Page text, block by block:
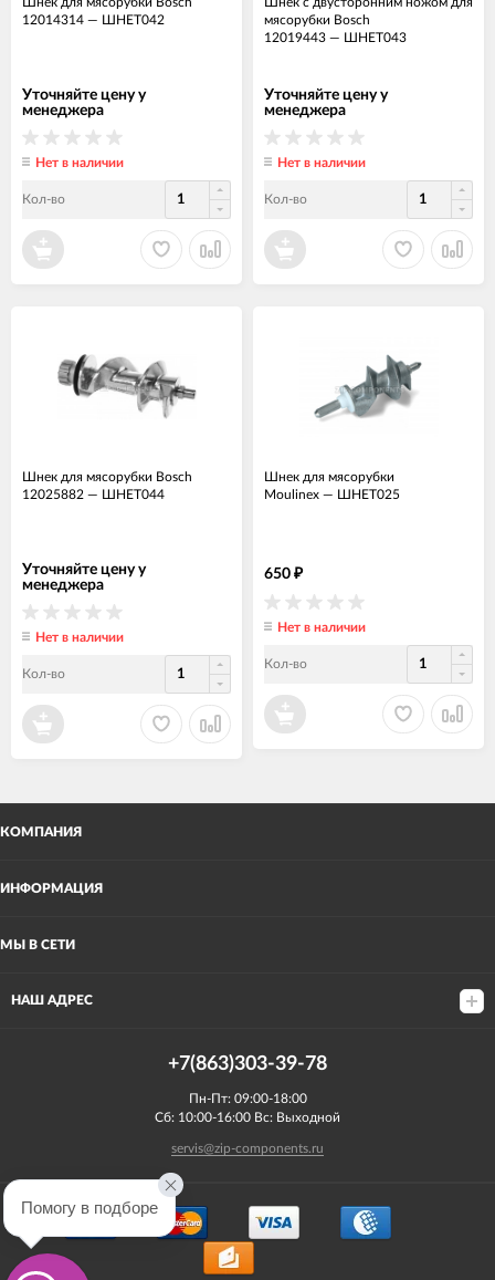
12014314 — ШНЕТ042
Уточняйте цену у
менеджера
Нет в наличии
Кол-во
мясорубки Bosch
12019443 — ШНЕТ043
Уточняйте цену у
менеджера
Нет в наличии
Кол-во
Шнек для мясорубки Bosch
12025882 — ШНЕТ044
Уточняйте цену у
менеджера
Нет в наличии
Кол-во
Шнек для мясорубки
Moulinex — ШНЕТ025
650 ₽
Нет в наличии
Кол-во
КОМПАНИЯ
ИНФОРМАЦИЯ
МЫ В СЕТИ
НАШ АДРЕС
+7(863)303-39-78
Пн-Пт: 09:00-18:00
Сб: 10:00-16:00 Вс: Выходной
servis@zip-components.ru
Помогу в подборе